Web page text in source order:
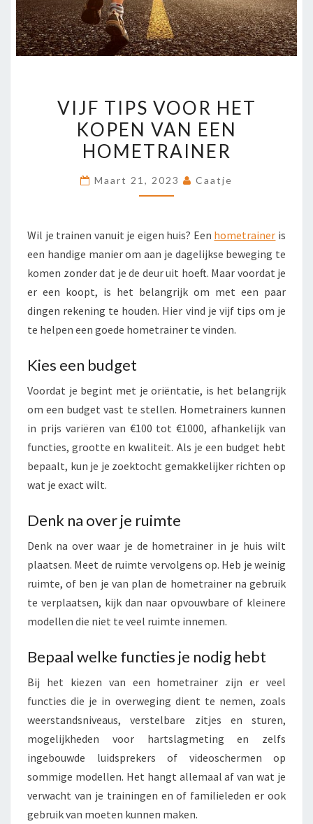
TIPS
VOOR
HET
VAN
VIJF TIPS VOOR HET
KOPEN VAN EEN
HOMETRAINER
Maart 21, 2023 Caatje
Wil je trainen vanuit je eigen huis? Een hometrainer is
een handige manier om aan je dagelijkse beweging te
komen zonder dat je de deur uit hoeft. Maar voordat je
er een koopt, is het belangrijk om met een paar
dingen rekening te houden. Hier vind je vijf tips om je
te helpen een goede hometrainer te vinden.
Kies een budget
Voordat je begint met je oriëntatie, is het belangrijk
om een budget vast te stellen. Hometrainers kunnen
in prijs variëren van €100 tot €1000, afhankelijk van
functies, grootte en kwaliteit. Als je een budget hebt
bepaalt, kun je je zoektocht gemakkelijker richten op
wat je exact wilt.
Denk na over je ruimte
Denk na over waar je de hometrainer in je huis wilt
plaatsen. Meet de ruimte vervolgens op. Heb je weinig
ruimte, of ben je van plan de hometrainer na gebruik
te verplaatsen, kijk dan naar opvouwbare of kleinere
modellen die niet te veel ruimte innemen.
Bepaal welke functies je nodig hebt
Bij het kiezen van een hometrainer zijn er veel
functies die je in overweging dient te nemen, zoals
weerstandsniveaus, verstelbare zitjes en sturen,
mogelijkheden voor hartslagmeting en zelfs
ingebouwde luidsprekers of videoschermen op
sommige modellen. Het hangt allemaal af van wat je
verwacht van je trainingen en of familieleden er ook
gebruik van moeten kunnen maken.